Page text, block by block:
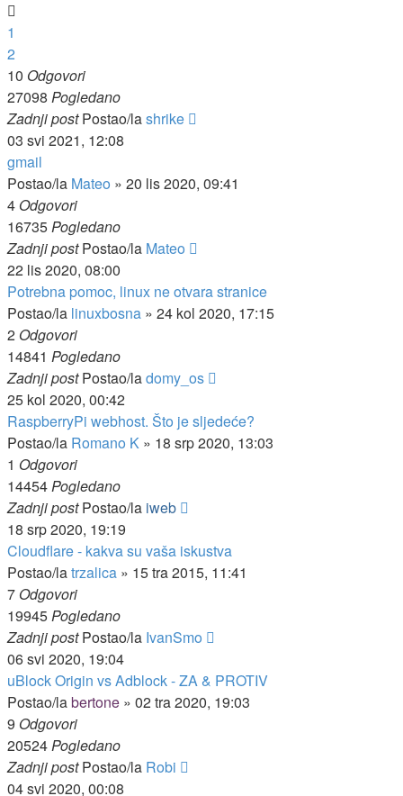
1
2
10 Odgovori
27098 Pogledano
Zadnji postPostao/lashrike
03 svi 2021, 12:08
gmail
Postao/la Mateo » 20 lis 2020, 09:41
4 Odgovori
16735Pogledano
Zadnji postPostao/la Mateo
22 lis 2020, 08:00
Potrebna pomoc, linux ne otvara stranice
Postao/la linuxbosna » 24 kol 2020, 17:15
2 Odgovori
14841 Pogledano
Zadnji postPostao/ladomy_os
25 kol 2020, 00:42
RaspberryPi webhost. Što je sljedeće?
Postao/la Romano K » 18 srp 2020, 13:03
1 Odgovori
14454Pogledano
Zadnji postPostao/la iweb
18 srp 2020, 19:19
Cloudflare - kakva su vaša iskustva
Postao/latrzalica » 15 tra 2015, 11:41
7 Odgovori
19945Pogledano
Zadnji postPostao/la IvanSmo
06 svi 2020, 19:04
uBlock Origin vs Adblock - ZA & PROTIV
Postao/labertone » 02 tra 2020, 19:03
9 Odgovori
20524Pogledano
Zadnji postPostao/la Robi
04 svi 2020, 00:08